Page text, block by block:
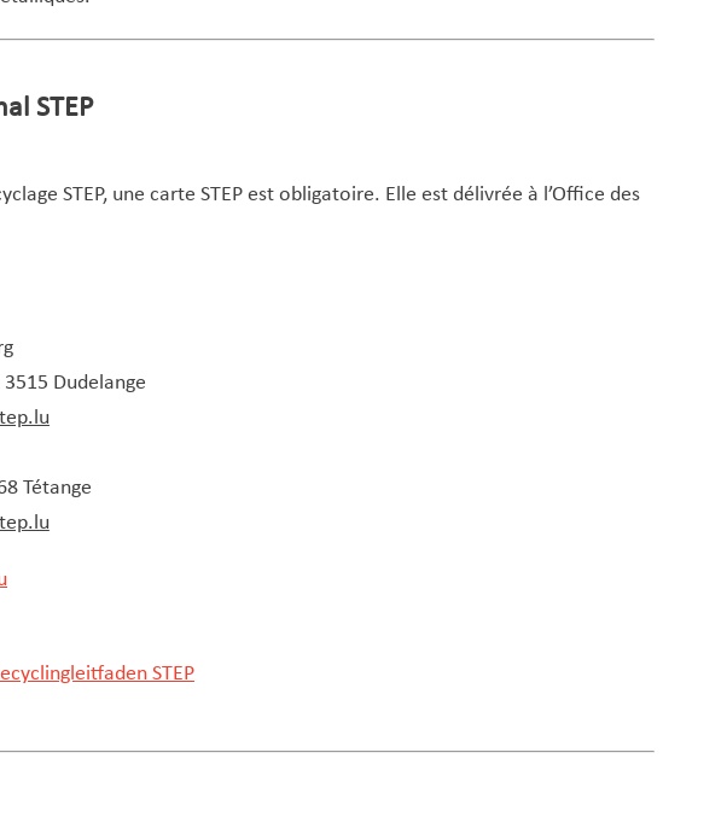
STEP
STEP, une carte STEP est obligatoire. Elle est délivrée à l’Office des
Dudelange
Tétange
STEP